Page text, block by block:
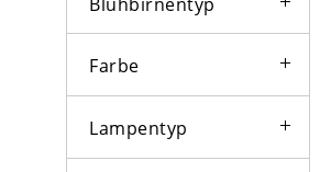
Farbe
Lampentyp